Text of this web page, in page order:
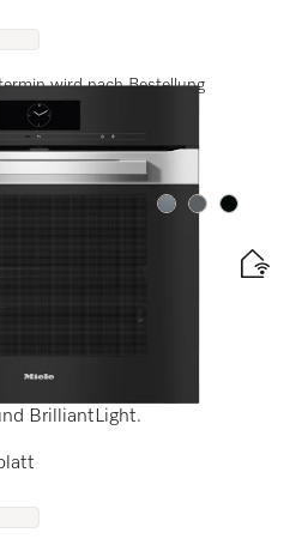
wird nach Bestellung
Farbe:Farbe:Farbe:
Design mit
BrilliantLight.